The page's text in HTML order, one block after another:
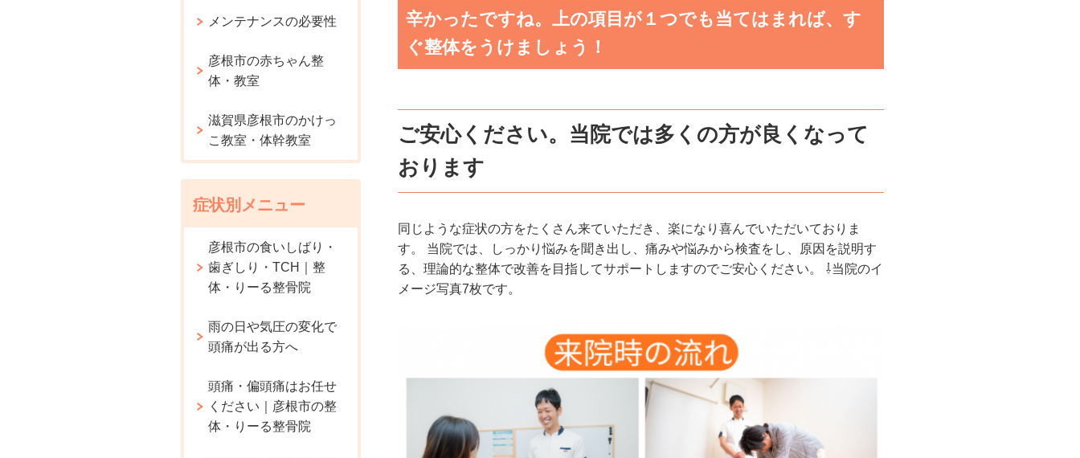
辛かったですね。上の項目が１つでも当てはまれば、す
ぐ整体をうけましょう！
ご安心ください。当院では多くの方が良くなって
おります
同じような症状の方をたくさん来ていただき、楽になり喜んでいただいておりま
す。 当院では、しっかり悩みを聞き出し、痛みや悩みから検査をし、原因を説明す
る、理論的な整体で改善を目指してサポートしますのでご安心ください。 ⇩当院のイ
メージ写真7枚です。
メンテナンスの必要性
彦根市の赤ちゃん整
体・教室
滋賀県彦根市のかけっ
こ教室・体幹教室
症状別メニュー
彦根市の食いしばり・
歯ぎしり・TCH｜整
体・りーる整骨院
雨の日や気圧の変化で
頭痛が出る方へ
頭痛・偏頭痛はお任せ
ください｜彦根市の整
体・りーる整骨院